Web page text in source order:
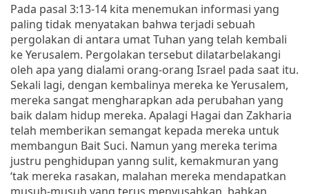
Pada pasal 3:13-14 kita menemukan informasi yang
paling tidak menyatakan bahwa terjadi sebuah
pergolakan di antara umat Tuhan yang telah kembali
ke Yerusalem. Pergolakan tersebut dilatarbelakangi
oleh apa yang dialami orang-orang Israel pada saat itu.
Sekali lagi, dengan kembalinya mereka ke Yerusalem,
mereka sangat mengharapkan ada perubahan yang
baik dalam hidup mereka. Apalagi Hagai dan Zakharia
telah memberikan semangat kepada mereka untuk
membangun Bait Suci. Namun yang mereka terima
justru penghidupan yanng sulit, kemakmuran yang
‘tak mereka rasakan, malahan mereka mendapatkan
musuh-musuh yang terus menyusahkan, bahkan